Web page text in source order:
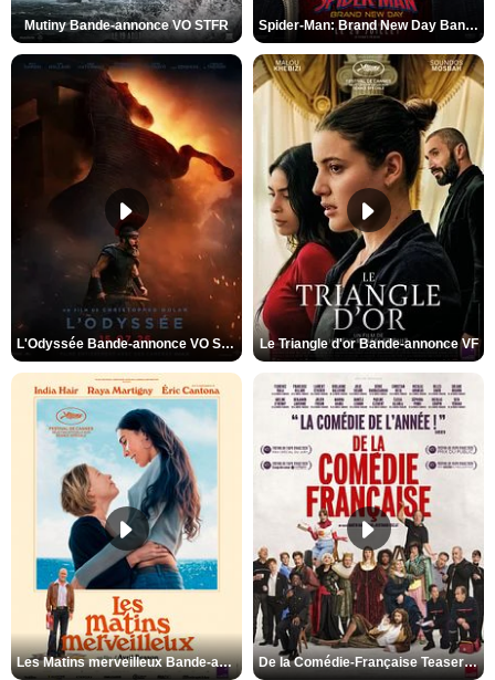
Mutiny Bande-annonce VO STFR Spider-Man: Brand New Day Bande-annonce VO STFR
L'Odyssée Bande-annonce VO STFR Le Triangle d'or Bande-annonce VF
Les Matins merveilleux Bande-annonce VF De la Comédie-Française Teaser VF